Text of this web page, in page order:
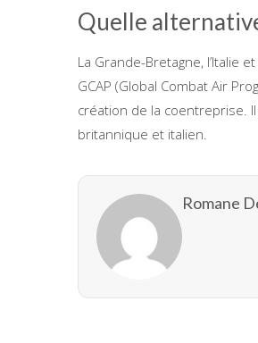
Quelle
La Grande-Bretagne, l’Italie
GCAP (Global Combat Air
création de la coentreprise.
britannique et italien.
Romane